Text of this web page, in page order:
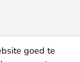
goed te